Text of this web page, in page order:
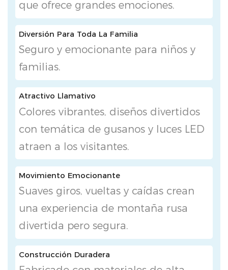
que ofrece grandes emociones.
Diversión Para Toda La Familia
Seguro y emocionante para niños y
familias.
Atractivo Llamativo
Colores vibrantes, diseños divertidos
con temática de gusanos y luces LED
atraen a los visitantes.
Movimiento Emocionante
Suaves giros, vueltas y caídas crean
una experiencia de montaña rusa
divertida pero segura.
Construcción Duradera